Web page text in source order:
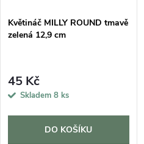
Květináč MILLY ROUND tmavě
zelená 12,9 cm
45 Kč
Skladem 8 ks
DO KOŠÍKU